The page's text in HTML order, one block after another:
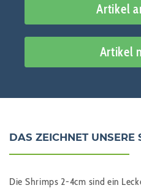
Artikel
Artikel
DAS ZEICHNET
Die Shrimps 2-4cm sind ein